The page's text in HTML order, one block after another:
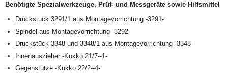
Benötigte Spezialwerkzeuge, Prüf- und Messgeräte sowie Hilfsmittel
Druckstück 3291/1 aus Montagevorrichtung -3291-
Spindel aus Montagevorrichtung -3292-
Druckstück 3348 und 3348/1 aus Montagevorrichtung -3348-
Innenauszieher -Kukko 21/7--1-
Gegenstütze -Kukko 22/2--4-